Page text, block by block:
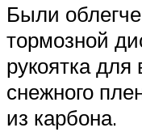
Были
тормозной
рукоятка для
снежного
из карбона.